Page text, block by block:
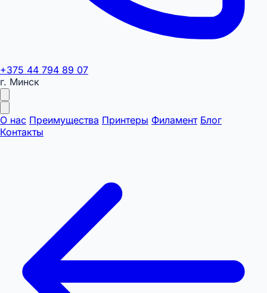
+375 44 794 89 07
г. Минск
О нас Преимущества Принтеры Филамент Блог
Контакты